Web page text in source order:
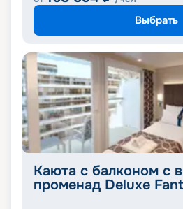
Выбрать
Каюта с балконом с
променад Deluxe